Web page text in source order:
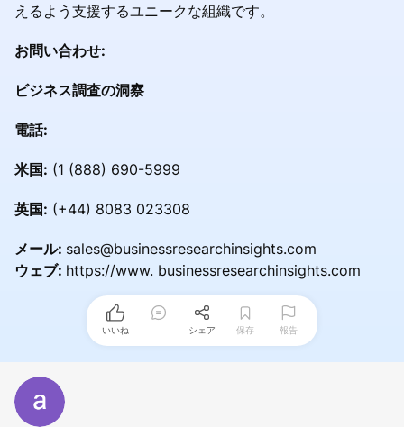
えるよう支援するユニークな組織です。
お問い合わせ:
ビジネス調査の洞察
電話:
米国: (1 (888) 690-5999
英国: (+44) 8083 023308
メール: sales@businessresearchinsights.com
ウェブ: https://www. businessresearchinsights.com
いいね シェア 保存 報告